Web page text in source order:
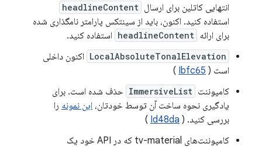
انتهایی کاتلین برای ارسال headlineContent
استفاده کنید. اکنون، باید از سینتکس پارامتر نامگذاری شده
برای ارائه headlineContent استفاده کنید.
LocalAbsoluteTonalElevation اکنون داخلی
است ( Ibfc65
)
کامپوننت ImmersiveList حذف شده است. برای
یادگیری نحوه ساخت آن توسط خودتان، این نمونه را
بررسی کنید. ( Id48da
)
کامپوننت‌های tv-material که در API خود یک